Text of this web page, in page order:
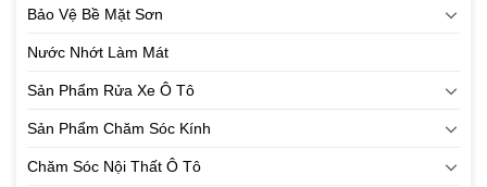
Bảo Vệ Bề Mặt Sơn
Nước Nhớt Làm Mát
Sản Phẩm Rửa Xe Ô Tô
Sản Phẩm Chăm Sóc Kính
Chăm Sóc Nội Thất Ô Tô